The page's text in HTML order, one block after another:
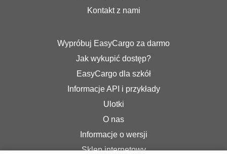
Kontakt z nami
Wypróbuj EasyCargo za darmo
Jak wykupić dostęp?
EasyCargo dla szkół
Informacje API i przykłady
Ulotki
O nas
Informacje o wersji
Sklep internetowy